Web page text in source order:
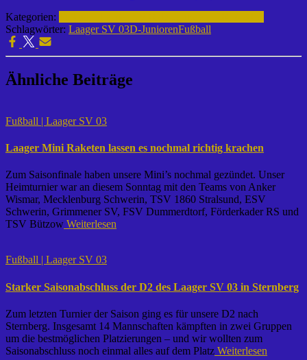
Kategorien:
Schlagwörter: Laager SV 03D-JuniorenFußball
Ähnliche Beiträge
Fußball | Laager SV 03
Laager Mini Raketen lassen es nochmal richtig krachen
Zum Saisonfinale haben unsere Mini’s nochmal gezündet. Unser
Heimturnier war an diesem Sonntag mit den Teams von Anker
Wismar, Mecklenburg Schwerin, TSV 1860 Stralsund, ESV
Schwerin, Grimmener SV, FSV Dummerdtorf, Förderkader RS und
TSV Bützow Weiterlesen
Fußball | Laager SV 03
Starker Saisonabschluss der D2 des Laager SV 03 in Sternberg
Zum letzten Turnier der Saison ging es für unsere D2 nach
Sternberg. Insgesamt 14 Mannschaften kämpften in zwei Gruppen
um die bestmöglichen Platzierungen – und wir wollten zum
Saisonabschluss noch einmal alles auf dem Platz Weiterlesen